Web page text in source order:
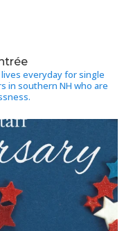
everyday for single
in southern NH who are